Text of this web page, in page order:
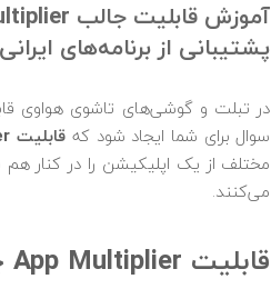
پشتیبانی از برنامه‌های
سوال برای شما ایجاد شود که قابلیت App Multiplier
مختلف از یک اپلیکیشن را در کنار هم
می‌کنند.
قابلیت App Multiplier چیست؟